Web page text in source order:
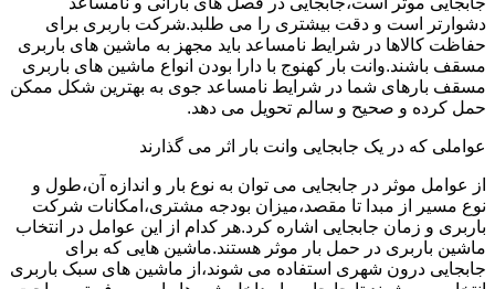
دشوارتر است و دقت بیشتری را می طلبد.شرکت باربری برای
حفاظت کالاها در شرایط نامساعد باید مجهز به ماشین های باربری
مسقف باشند.وانت بار کهنوج با دارا بودن انواع ماشین های باربری
مسقف بارهای شما در شرایط نامساعد جوی به بهترین شکل ممکن
حمل کرده و صحیح و سالم تحویل می دهد.
عواملی که در یک جابجایی وانت بار اثر می گذارند
از عوامل موثر در جابجایی می توان به نوع بار و اندازه آن،طول و
نوع مسیر از مبدا تا مقصد،میزان بودجه مشتری،امکانات شرکت
باربری و زمان جابجایی اشاره کرد.هر کدام از این عوامل در انتخاب
ماشین باربری در حمل بار موثر هستند.ماشین هایی که برای
جابجایی درون شهری استفاده می شوند،از ماشین های سبک باربری